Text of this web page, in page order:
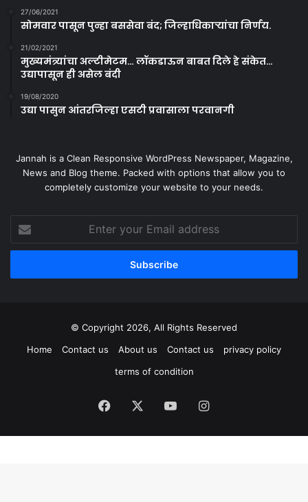
27/06/2021
सोमवार पासून पुन्हा बससेवा बंद; जिल्हाधिकाऱ्यांचा निर्णय.
21/02/2021
मुख्यमंत्र्यांचा अल्टीमेटम… लॉकडाऊन बाबत दिले हे संकेत…
उद्यापासून ही असेल बंदी
19/08/2020
उद्या पासुन आंतरजिल्हा एसटी प्रवासाला परवानगी
Jannah is a Clean Responsive WordPress Newspaper, Magazine,
News and Blog theme. Packed with options that allow you to
completely customize your website to your needs.
Enter
your
Email
© Copyright 2026, All Rights Reserved
Home
Contact us About us Contact us
privacy policy
terms of condition
Facebook YouTubeInstagram